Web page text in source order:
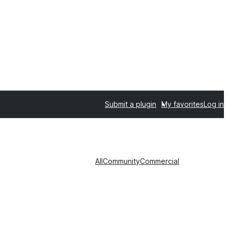
Submit a plugin My favoritesLog in
AllCommunityCommercial